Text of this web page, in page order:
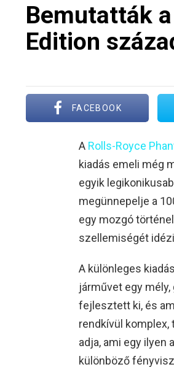
Bemutatták
Edition
FACEBOOK
A Rolls-Royce
kiadás emeli még
egyik
megünnepelje a
egy mozgó
szellemiségét
A különleges
járművet egy
fejlesztett ki, és
rendkívül
adja, ami egy ilyen
különböző